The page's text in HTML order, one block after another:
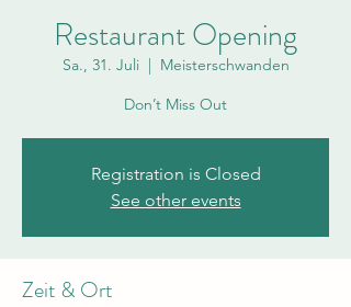
Restaurant Opening
Sa., 31. Juli
  |
Meisterschwanden
Don’t Miss Out
Registration is Closed
See other events
Zeit & Ort